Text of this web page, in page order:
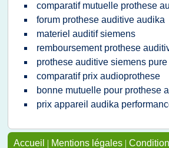
comparatif mutuelle prothese
forum prothese auditive audika
materiel auditif siemens
remboursement prothese
prothese auditive siemens
comparatif prix audioprothese
bonne mutuelle pour prothese
prix appareil audika
Accueil | Mentions légales |